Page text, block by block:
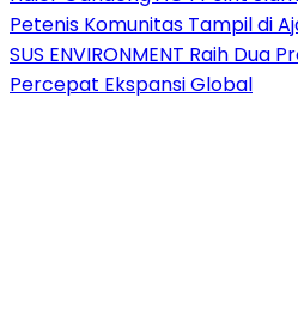
Petenis Komunitas Tampil di
SUS ENVIRONMENT Raih Dua
Percepat Ekspansi Global